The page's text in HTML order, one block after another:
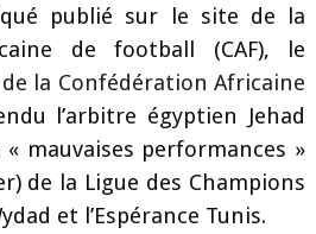
publié sur le site de la
de football (CAF), le
la Confédération Africaine
l’arbitre égyptien Jehad
mauvaises performances »
de la Ligue des Champions
et l’Espérance Tunis.